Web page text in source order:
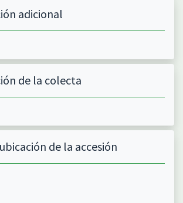
adicional
de la colecta
de la accesión